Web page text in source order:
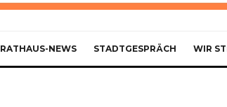
RATHAUS-NEWS STADTGESPRÄCH WIR